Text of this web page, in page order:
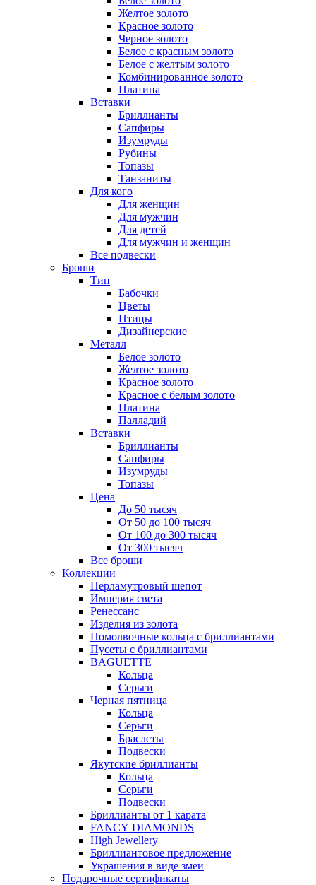
Желтое золото
Красное золото
Черное золото
Белое с красным золото
Белое с желтым золото
Комбинированное золото
Платина
Вставки
Бриллианты
Сапфиры
Изумруды
Рубины
Топазы
Танзаниты
Для кого
Для женщин
Для мужчин
Для детей
Для мужчин и женщин
Все подвески
Броши
Тип
Бабочки
Цветы
Птицы
Дизайнерские
Металл
Белое золото
Желтое золото
Красное золото
Красное с белым золото
Платина
Палладий
Вставки
Бриллианты
Сапфиры
Изумруды
Топазы
Цена
До 50 тысяч
От 50 до 100 тысяч
От 100 до 300 тысяч
От 300 тысяч
Все броши
Коллекции
Перламутровый шепот
Империя света
Ренессанс
Изделия из золота
Помолвочные кольца с бриллиантами
Пусеты с бриллиантами
BAGUETTE
Кольца
Серьги
Черная пятница
Кольца
Серьги
Браслеты
Подвески
Якутские бриллианты
Кольца
Серьги
Подвески
Бриллианты от 1 карата
FANCY DIAMONDS
High Jewellery
Бриллиантовое предложение
Украшения в виде змеи
Подарочные сертификаты